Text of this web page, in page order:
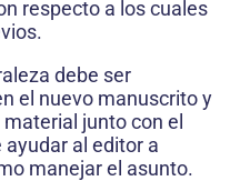
respecto a los cuales
debe ser
el nuevo manuscrito y
junto con el
al editor a
manejar el asunto.